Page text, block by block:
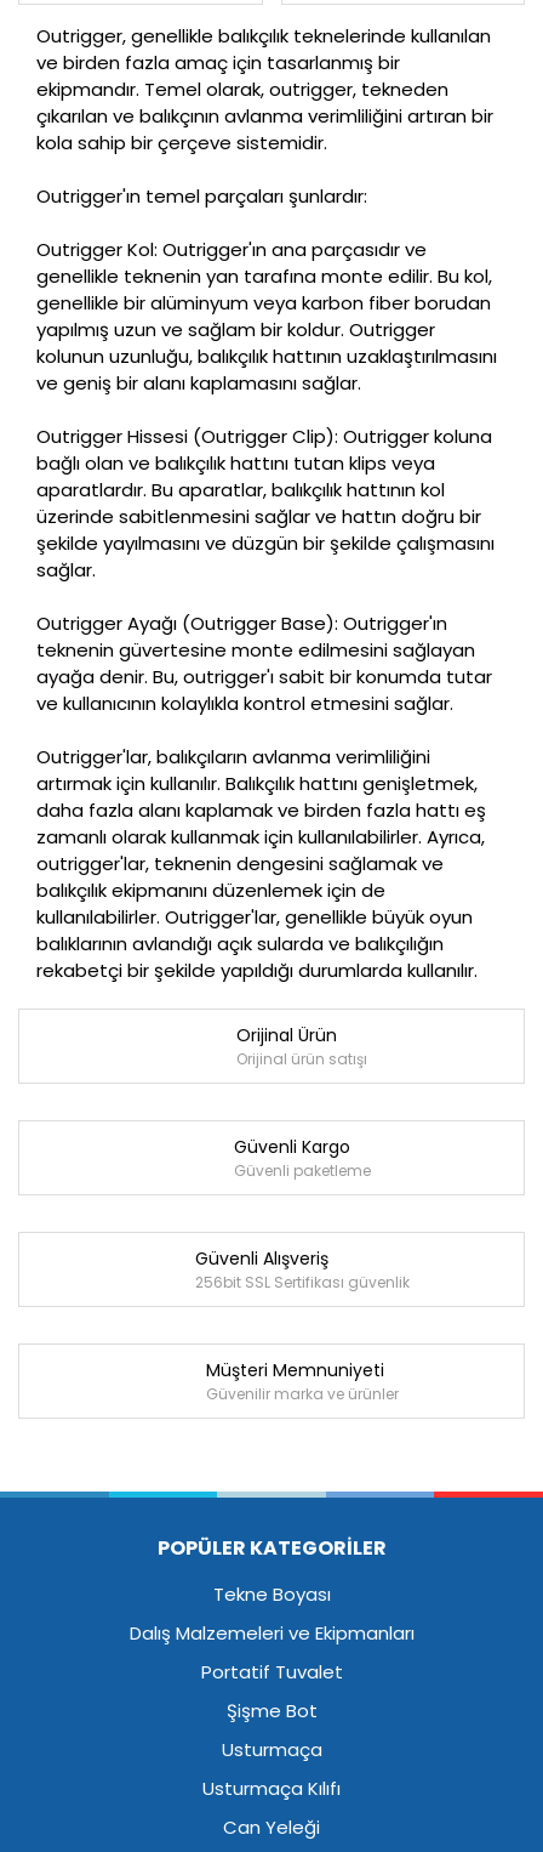
Outrigger, genellikle balıkçılık teknelerinde kullanılan
ve birden fazla amaç için tasarlanmış bir
ekipmandır. Temel olarak, outrigger, tekneden
çıkarılan ve balıkçının avlanma verimliliğini artıran bir
kola sahip bir çerçeve sistemidir.
Outrigger'ın temel parçaları şunlardır:
Outrigger Kol: Outrigger'ın ana parçasıdır ve
genellikle teknenin yan tarafına monte edilir. Bu kol,
genellikle bir alüminyum veya karbon fiber borudan
yapılmış uzun ve sağlam bir koldur. Outrigger
kolunun uzunluğu, balıkçılık hattının uzaklaştırılmasını
ve geniş bir alanı kaplamasını sağlar.
Outrigger Hissesi (Outrigger Clip): Outrigger koluna
bağlı olan ve balıkçılık hattını tutan klips veya
aparatlardır. Bu aparatlar, balıkçılık hattının kol
üzerinde sabitlenmesini sağlar ve hattın doğru bir
şekilde yayılmasını ve düzgün bir şekilde çalışmasını
sağlar.
Outrigger Ayağı (Outrigger Base): Outrigger'ın
teknenin güvertesine monte edilmesini sağlayan
ayağa denir. Bu, outrigger'ı sabit bir konumda tutar
ve kullanıcının kolaylıkla kontrol etmesini sağlar.
Outrigger'lar, balıkçıların avlanma verimliliğini
artırmak için kullanılır. Balıkçılık hattını genişletmek,
daha fazla alanı kaplamak ve birden fazla hattı eş
zamanlı olarak kullanmak için kullanılabilirler. Ayrıca,
outrigger'lar, teknenin dengesini sağlamak ve
balıkçılık ekipmanını düzenlemek için de
kullanılabilirler. Outrigger'lar, genellikle büyük oyun
balıklarının avlandığı açık sularda ve balıkçılığın
rekabetçi bir şekilde yapıldığı durumlarda kullanılır.
Orijinal Ürün
Orijinal ürün satışı
Güvenli Kargo
Güvenli paketleme
Güvenli Alışveriş
256bit SSL Sertifikası güvenlik
Müşteri Memnuniyeti
Güvenilir marka ve ürünler
POPÜLER KATEGORİLER
Tekne Boyası
Dalış Malzemeleri ve Ekipmanları
Portatif Tuvalet
Şişme Bot
Usturmaça
Usturmaça Kılıfı
Can Yeleği